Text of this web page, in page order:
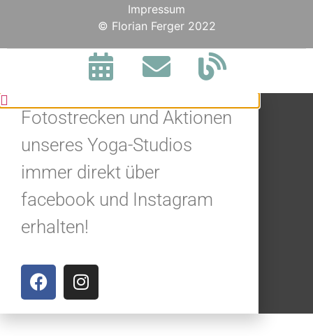
Impressum
© Florian Ferger 2022
BLEIBE IN
VERBINDUNG.
Fotostrecken und Aktionen
unseres Yoga-Studios
immer direkt über
facebook und Instagram
erhalten!